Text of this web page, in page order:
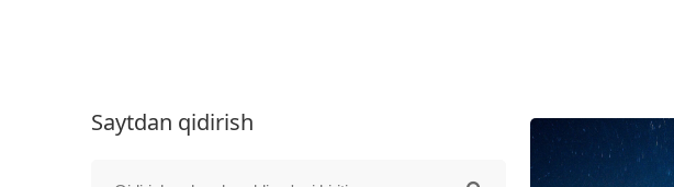
Saytdan qidirish